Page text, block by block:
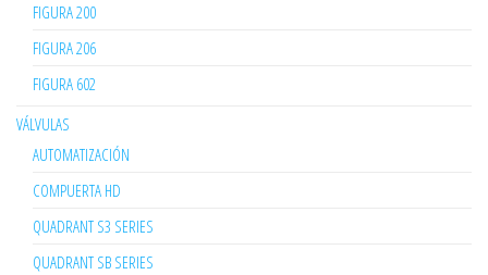
FIGURA 200
FIGURA 206
FIGURA 602
VÁLVULAS
AUTOMATIZACIÓN
COMPUERTA HD
QUADRANT S3 SERIES
QUADRANT SB SERIES